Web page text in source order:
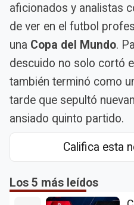
aficionados y analistas
de ver en el futbol
una Copa del Mundo.
descuido no solo cortó
también terminó como
tarde que sepultó
ansiado quinto partido.
Califica esta
Los 5 más leídos